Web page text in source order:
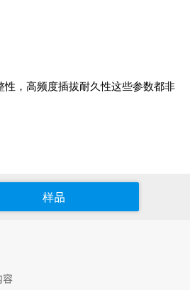
，高频度插拔耐久性这些参数都非
样品
容